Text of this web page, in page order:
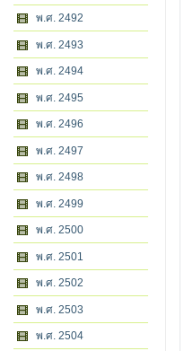
พ.ศ. 2492
พ.ศ. 2493
พ.ศ. 2494
พ.ศ. 2495
พ.ศ. 2496
พ.ศ. 2497
พ.ศ. 2498
พ.ศ. 2499
พ.ศ. 2500
พ.ศ. 2501
พ.ศ. 2502
พ.ศ. 2503
พ.ศ. 2504